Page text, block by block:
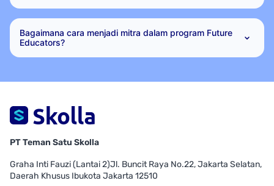
Bagaimana cara menjadi mitra dalam program Future
Educators?
PT Teman Satu Skolla
Graha Inti Fauzi (Lantai 2)Jl. Buncit Raya No.22, Jakarta Selatan,
Daerah Khusus Ibukota Jakarta 12510